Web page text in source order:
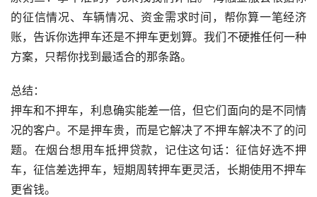
的征信情况、车辆情况、资金需求时间，帮你算一笔经济
账，告诉你选押车还是不押车更划算。我们不硬推任何一种
方案，只帮你找到最适合的那条路。
总结：
押车和不押车，利息确实能差一倍，但它们面向的是不同情
况的客户。不是押车贵，而是它解决了不押车解决不了的问
题。在烟台想用车抵押贷款，记住这句话：征信好选不押
车，征信差选押车，短期周转押车更灵活，长期使用不押车
更省钱。